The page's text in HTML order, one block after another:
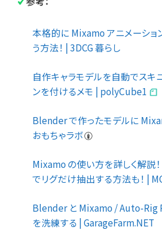
本格的に Mixamo アニメーシ
う方法！ | 3DCG 暮らし
自作キャラモデルを自動でスキ
ンを付けるメモ | polyCube1
Blender で作ったモデルに
おもちゃラボ
Mixamo の使い方を詳しく解説
でリグだけ抽出する方法も！ |
Blender と Mixamo / Auto-Rig
を洗練する | GarageFarm.NET